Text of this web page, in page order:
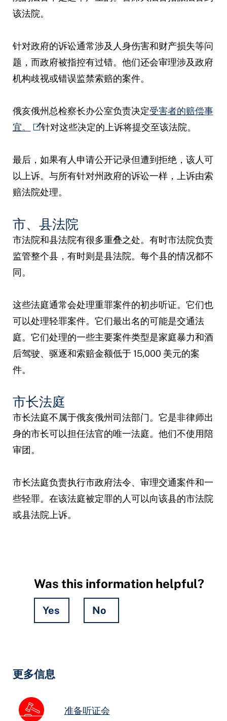
该法院。
针对政府的诉讼通常涉及人身伤害和财产损失等问
题，而政府被指控有过错。他们还会审理涉及政府
机构歧视或错误监禁索赔的案件。
俄亥俄州总检察长办公室负责决定受害者的赔偿事
宜。
针对这些决定的上诉将提交至该法院。
最后，如果有人申请公开记录但遭到拒绝，该人可
以上诉。与所有针对州政府的诉讼一样，上诉由索
赔法院处理。
市、县法院
市法院和县法院有很多重叠之处。有时市法院负责
监管整个县，有时则是县法院。每个县的情况都不
同。
这些法庭通常会处理重罪案件的初步听证。它们也
可以处理轻罪案件。它们最出名的可能是交通法
庭。它们处理的一些主要案件类型是家庭暴力和酒
后驾驶、驱逐和索赔金额低于 15,000 美元的案
件。
市长法庭
市长法庭不属于俄亥俄州司法部门。它是非律师出
身的市长可以担任法官的唯一法庭。他们不使用陪
审团。
市长法庭负责执行市政府法令、审理交通案件和一
些轻罪。在该法庭被定罪的人可以向该县的市法院
或县法院上诉。
Was this information helpful?
Yes No
更多信息
准备听证会